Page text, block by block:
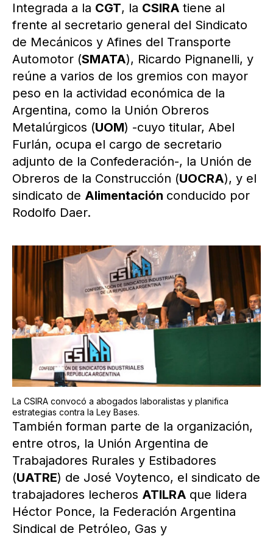
Integrada a la CGT, la CSIRA tiene al
frente al secretario general del Sindicato
de Mecánicos y Afines del Transporte
Automotor (SMATA), Ricardo Pignanelli, y
reúne a varios de los gremios con mayor
peso en la actividad económica de la
Argentina, como la Unión Obreros
Metalúrgicos (UOM) -cuyo titular, Abel
Furlán, ocupa el cargo de secretario
adjunto de la Confederación-, la Unión de
Obreros de la Construcción (UOCRA), y el
sindicato de Alimentación conducido por
Rodolfo Daer.
La CSIRA convocó a abogados laboralistas y planifica
estrategias contra la Ley Bases.
También forman parte de la organización,
entre otros, la Unión Argentina de
Trabajadores Rurales y Estibadores
(UATRE) de José Voytenco, el sindicato de
trabajadores lecheros ATILRA que lidera
Héctor Ponce, la Federación Argentina
Sindical de Petróleo, Gas y